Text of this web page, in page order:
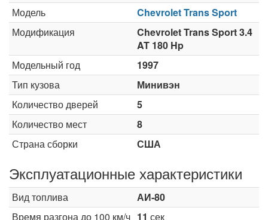
Модель
Chevrolet Trans Sport
Модификация
Chevrolet Trans Sport 3.4
AT 180 Hp
Модельный год
1997
Тип кузова
Минивэн
Количество дверей
5
Количество мест
8
Страна сборки
США
Эксплуатационные характеристики
Вид топлива
АИ-80
Время разгона до 100 км/ч 11 сек